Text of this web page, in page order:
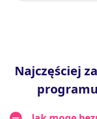
Najczęściej